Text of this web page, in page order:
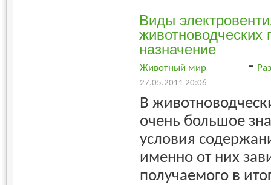
Виды
назначение
Животный мир -
27.05.2011 20:06
В
очень большое
условия
именно от них
получаемого в